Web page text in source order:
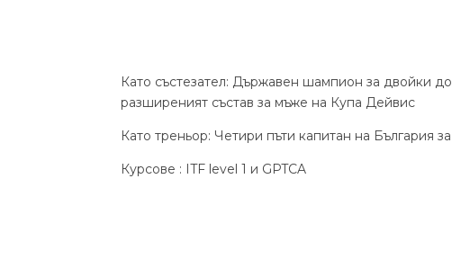
Като състезател: Държавен шампион за двойки
разширеният състав за мъже на Купа Дейвис
Като треньор: Четири пъти капитан на България
Курсове : ITF level 1 и GPTCA